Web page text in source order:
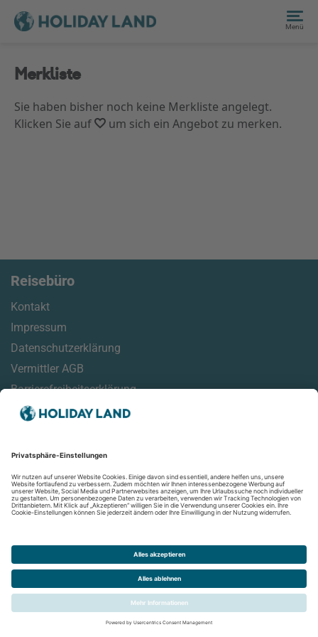
Menü
Merkliste
Sie haben bisher noch keine Merkliste angelegt.
Klicken Sie auf
um sich ein Angebot zu merken.
Reisebüro
Kontakt
Impressum
Datenschutzerklärung
Vermittler AGB
Barrierefreiheitserklärung
Online Check-In Informationen
Reisehinweise
Reisemonitor
Aktuelles
Newsletter
Folgen Sie uns auf: